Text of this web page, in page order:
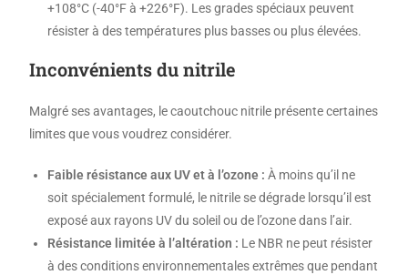
+108°C (-40°F à +226°F). Les grades spéciaux peuvent
résister à des températures plus basses ou plus élevées.
Inconvénients du nitrile
Malgré ses avantages, le caoutchouc nitrile présente certaines
limites que vous voudrez considérer.
Faible résistance aux UV et à l’ozone :À moins qu’il ne
soit spécialement formulé, le nitrile se dégrade lorsqu’il est
exposé aux rayons UV du soleil ou de l’ozone dans l’air.
Résistance limitée à l’altération : Le NBR ne peut résister
à des conditions environnementales extrêmes que pendant